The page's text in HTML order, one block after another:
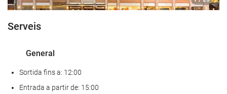
Serveis
General
Sortida fins a: 12:00
Entrada a partir de: 15:00